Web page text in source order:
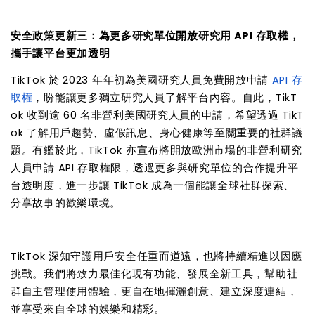
安全政策更新三：為更多研究單位開放研究用 API 存取權，
攜手讓平台更加透明
TikTok 於 2023 年年初為美國研究人員免費開放申請 API 存
取權 ，盼能讓更多獨立研究人員了解平台內容。自此， TikT
ok收到逾 60名非營利美國研究人員的申請，希望透過 TikT
ok 了解用戶趨勢、虛假訊息、身心健康等至關重要的社群議
題。有鑑於此， TikTok 亦宣布將開放歐洲市場的非營利研究
人員申請 API存取權限，透過更多與研究單位的合作提升平
台透明度，進一步讓 TikTok 成為一個能讓全球社群探索、
分享故事的歡樂環境。
TikTok 深知守護用戶安全任重而道遠，也將持續精進以因應
挑戰。我們將致力最佳化現有功能、發展全新工具，幫助社
群自主管理使用體驗，更自在地揮灑創意、建立深度連結，
並享受來自全球的娛樂和精彩。